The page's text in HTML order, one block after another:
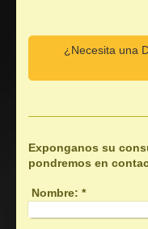
¿Necesita una
Exponganos su
pondremos en
Nombre: *